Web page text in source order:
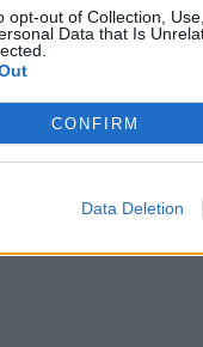
opt-out of Collection,
Data that Is
CONFIRM
Data Deletion